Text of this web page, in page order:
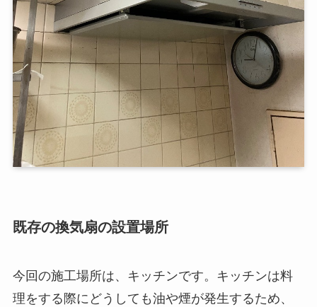
既存の換気扇の設置場所
今回の施工場所は、キッチンです。キッチンは料
理をする際にどうしても油や煙が発生するため、